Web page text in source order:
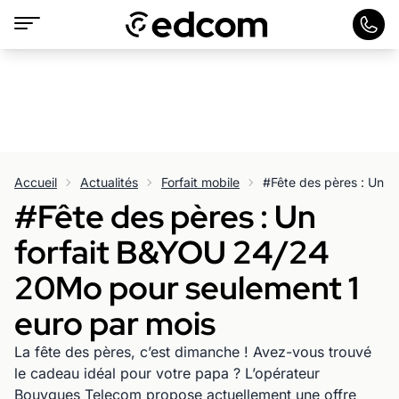
Accueil Actualités Forfait mobile
#Fête des pères : Un
forfait B&YOU 24/24
20Mo pour seulement 1
euro par mois
La fête des pères, c’est dimanche ! Avez-vous trouvé
le cadeau idéal pour votre papa ? L’opérateur
Bouygues Telecom propose actuellement une offre